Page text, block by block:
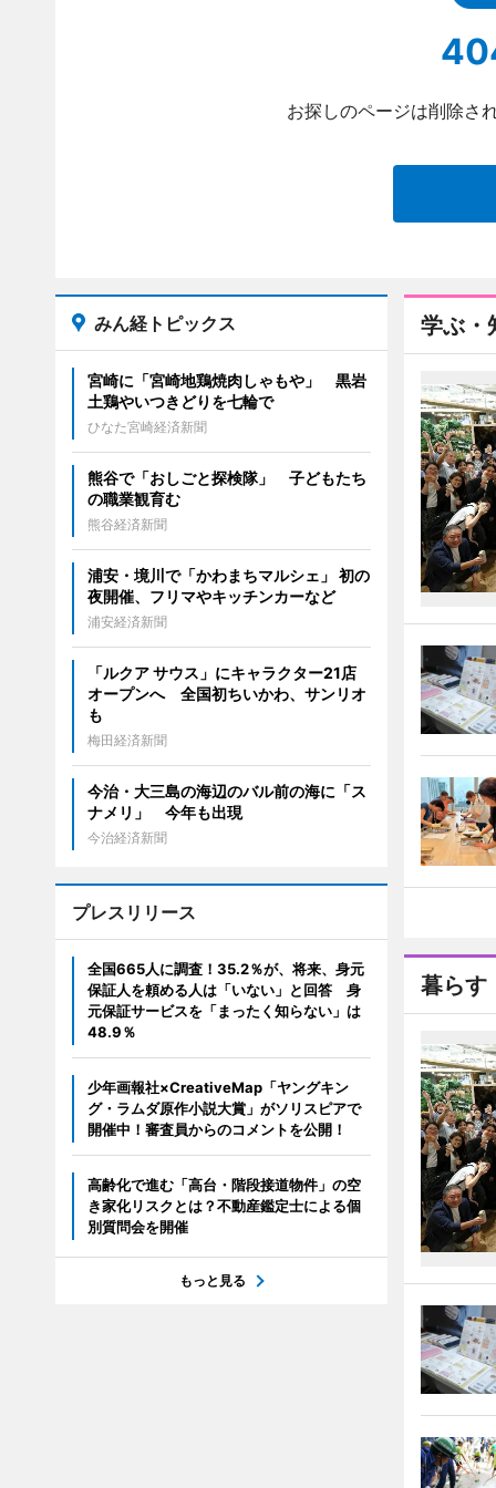
お探しのページは削除さ
学ぶ・
暮らす
みん経トピックス
宮崎に「宮崎地鶏焼肉しゃもや」 黒岩
土鶏やいつきどりを七輪で
ひなた宮崎経済新聞
熊谷で「おしごと探検隊」 子どもたち
の職業観育む
熊谷経済新聞
浦安・境川で「かわまちマルシェ」 初の
夜開催、フリマやキッチンカーなど
浦安経済新聞
「ルクア サウス」にキャラクター21店
オープンへ 全国初ちいかわ、サンリオ
も
梅田経済新聞
今治・大三島の海辺のバル前の海に「ス
ナメリ」 今年も出現
今治経済新聞
プレスリリース
全国665人に調査！35.2％が、将来、身元
保証人を頼める人は「いない」と回答 身
元保証サービスを「まったく知らない」は
48.9％
少年画報社×CreativeMap「ヤングキン
グ・ラムダ原作小説大賞」がソリスピアで
開催中！審査員からのコメントを公開！
高齢化で進む「高台・階段接道物件」の空
き家化リスクとは？不動産鑑定士による個
別質問会を開催
もっと見る